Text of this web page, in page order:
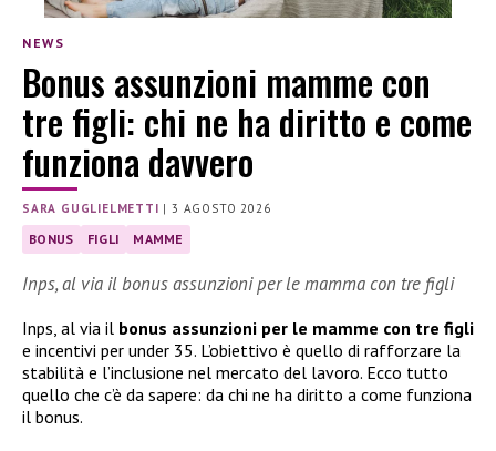
NEWS
Bonus assunzioni mamme con
tre figli: chi ne ha diritto e come
funziona davvero
SARA GUGLIELMETTI |3 AGOSTO 2026
BONUS FIGLI MAMME
Inps, al via il bonus assunzioni per le mamma con tre figli
Inps, al via il bonus assunzioni per le mamme con tre figli
e incentivi per under 35. L’obiettivo è quello di rafforzare la
stabilità e l’inclusione nel mercato del lavoro. Ecco tutto
quello che c’è da sapere: da chi ne ha diritto a come funziona
il bonus.